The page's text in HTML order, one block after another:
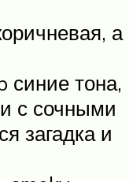
а
синие тона,
с сочными
загадка и